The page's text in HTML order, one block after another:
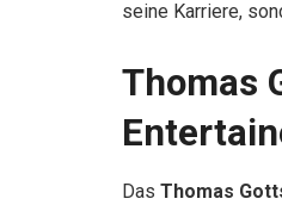
seine Karriere,
Thomas
Das Thomas